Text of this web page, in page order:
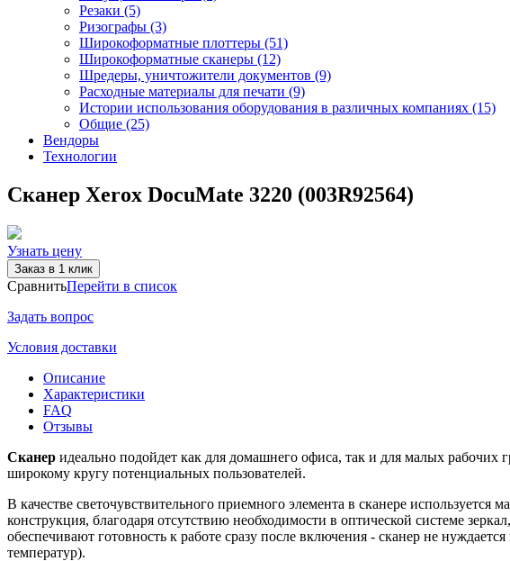
Резаки (5)
Ризографы (3)
Широкоформатные плоттеры (51)
Широкоформатные сканеры (12)
Шредеры, уничтожители документов (9)
Расходные материалы для печати (9)
Истории использования оборудования в различных компаниях (15)
Общие (25)
Вендоры
Технологии
Сканер Xerox DocuMate 3220 (003R92564)
Узнать цену
СравнитьПерейти в список
Задать вопрос
Условия доставки
Описание
Характеристики
FAQ
Отзывы
Cканер идеально подойдет как для домашнего офиса, так и для малых рабочих
широкому кругу потенциальных пользователей.
В качестве светочувствительного приемного элемента в сканере
конструкция, благодаря отсутствию необходимости в оптической системе
обеспечивают готовность к работе сразу после включения - сканер не
температур).